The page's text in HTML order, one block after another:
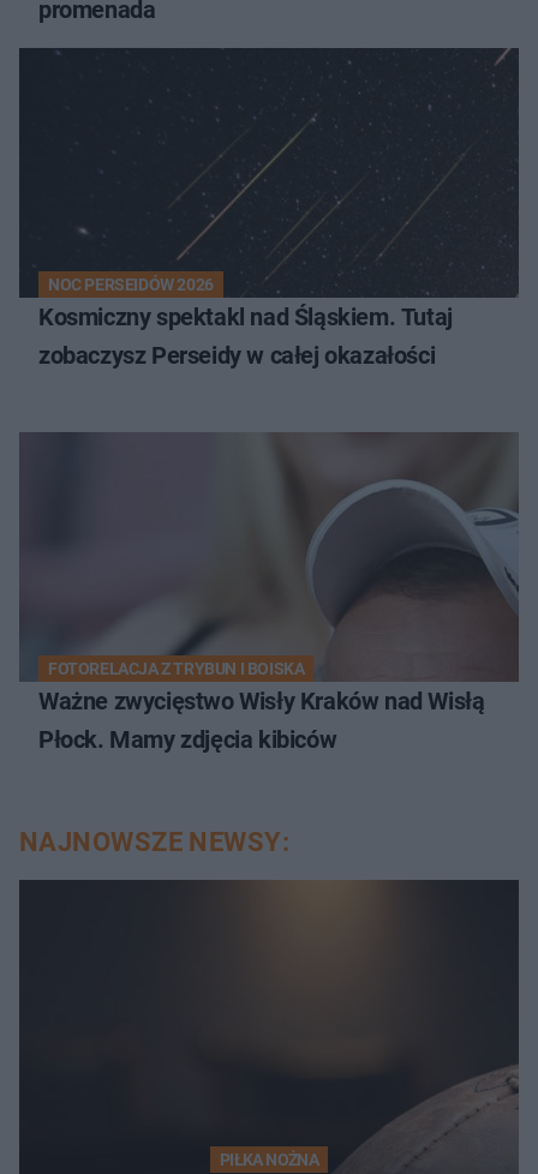
promenada
NOC PERSEIDÓW 2026
Kosmiczny spektakl nad Śląskiem. Tutaj
zobaczysz Perseidy w całej okazałości
FOTORELACJA Z TRYBUN I BOISKA
Ważne zwycięstwo Wisły Kraków nad Wisłą
Płock. Mamy zdjęcia kibiców
NAJNOWSZE NEWSY:
PIŁKA NOŻNA